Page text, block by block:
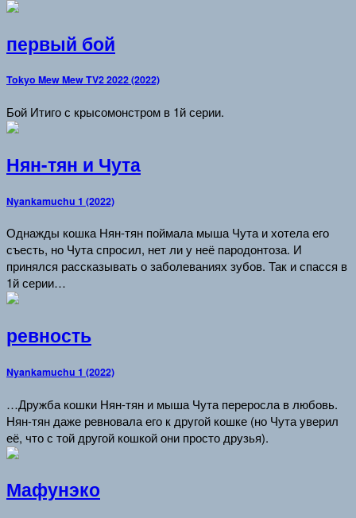
первый бой
Tokyo Mew Mew TV2 2022 (2022)
Бой Итиго с крысомонстром в 1й серии.
Нян-тян и Чута
Nyankamuchu 1 (2022)
Однажды кошка Нян-тян поймала мыша Чута и хотела его
съесть, но Чута спросил, нет ли у неё пародонтоза. И
принялся рассказывать о заболеваниях зубов. Так и спасся в
1й серии…
ревность
Nyankamuchu 1 (2022)
…Дружба кошки Нян-тян и мыша Чута переросла в любовь.
Нян-тян даже ревновала его к другой кошке (но Чута уверил
её, что с той другой кошкой они просто друзья).
Мафунэко